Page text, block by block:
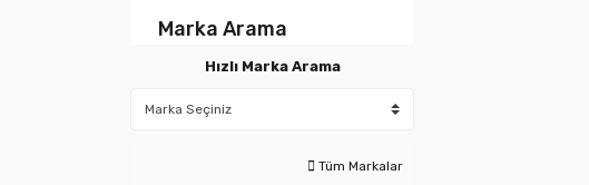
Marka Arama
Hızlı Marka Arama
Tüm Markalar